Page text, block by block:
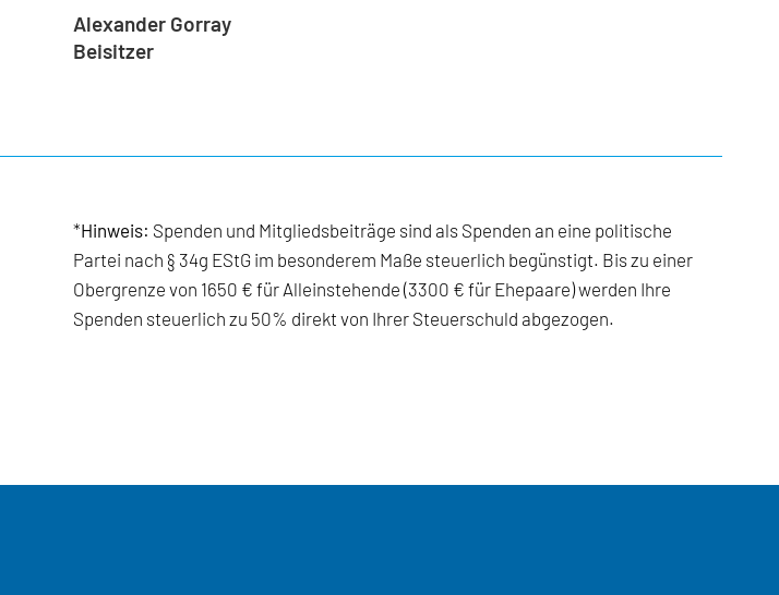
Alexander Gorray
Beisitzer
*Hinweis: Spenden und Mitgliedsbeiträge sind als Spenden an eine politische
Partei nach § 34g EStG im besonderem Maße steuerlich begünstigt. Bis zu einer
Obergrenze von 1650 € für Alleinstehende (3300 € für Ehepaare) werden Ihre
Spenden steuerlich zu 50% direkt von Ihrer Steuerschuld abgezogen.